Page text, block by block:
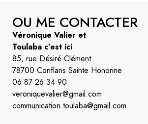
OU ME CONTACTER
Véronique Valier et
Toulaba c’est ici
85, rue Désiré Clément
78700 Conflans Sainte Honorine
06 87 26 34 90
veroniquevalier@gmail.com
communication.toulaba@gmail.com